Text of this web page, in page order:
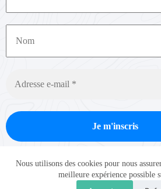
Nous utilisons des cookies pour nous
meilleure expérience possible
Nous ne spammons pas ! Consultez
confidentialitépour plus